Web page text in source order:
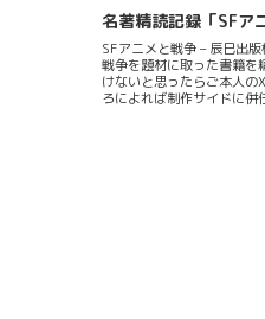
ら避けてた漫画だったがア
んで思うにこの漫画「
なりに思っている。まず”
いう主題があると私は考え
ヨルは平和のために動く
スパイとして世界のバラン
て動く。この二人の夫婦は
名著精読記録「SFア
SFアニメと戦争 – 辰巳出
戦争を題材に取った書籍を
けないと思ったらご本人の
ろによれば制作サイドに併
生は博士号を取るつもり
でもここまでの本を執筆